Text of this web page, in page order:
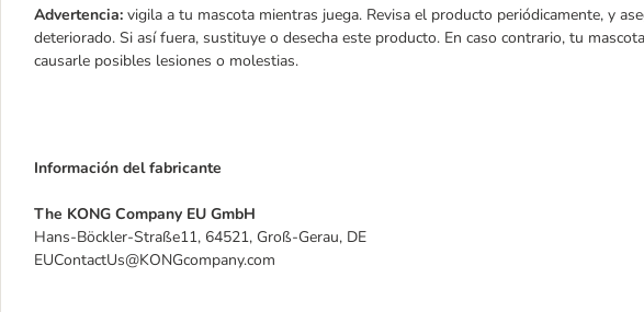
Advertencia: vigila a tu mascota mientras juega. Revisa el producto periódicamente, y
deteriorado. Si así fuera, sustituye o desecha este producto. En caso contrario, tu
causarle posibles lesiones o molestias.
Información del fabricante
The KONG Company EU GmbH
Hans-Böckler-Straße11, 64521, Groß-Gerau, DE
EUContactUs@KONGcompany.com